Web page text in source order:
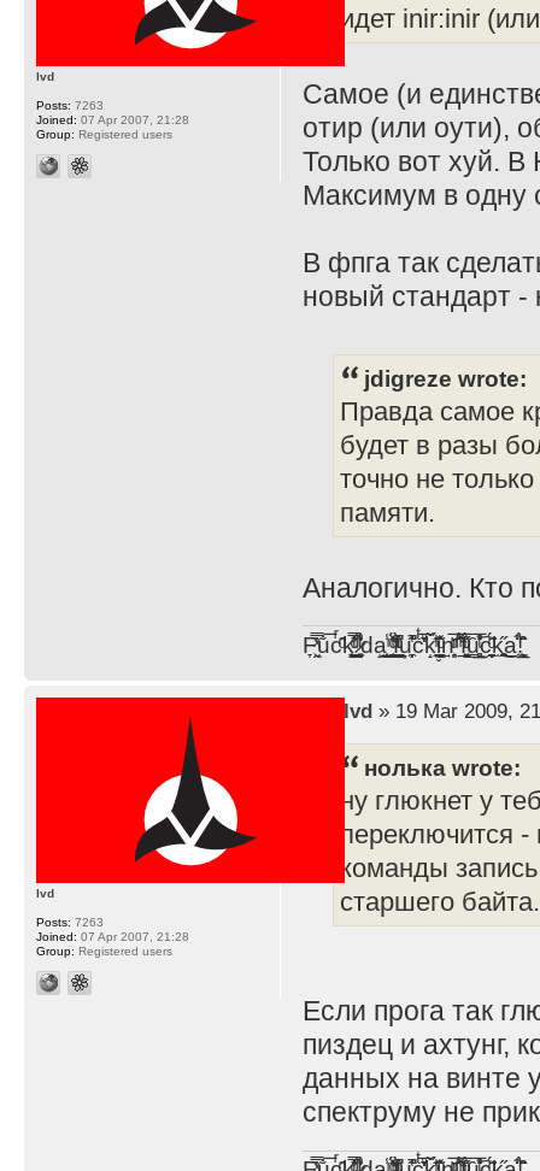
идет inir:inir
Самое (и
отир (или оути),
Только вот хуй.
Максимум в одну
В фпга так
новый стандарт -
jdigreze wrote:
Правда самое
будет в разы
точно не
памяти.
Аналогично. Кто
F̞͖̭̿̔ͯu̐̅cͬ̑ͩk̨̤̳͇̮̭̪̠̽̿̓̆ͭͩ ̷̩̰͎̩͓̘̾̀ͬ̊ͭ͛ͅda̝̺͙̬͎̝̾͟ ̰̜̝̯͉̯̖̓̎́ͨ̽ͫ͟f̟͇̭̀ͬͨͭ̐̚u̹̼̹̗̞͑̔͂͐̚cͭ̅̊̆̒̆ǩ̝̩̯́ͥ̔̍̑ḭ͓͍̳̬ͦ̽͂n͍͎͈̈̅ͩͬ ̊ͫ̂̾̑̈́f̲͚͉͓͗̋́ͧͦ̅ȗ͇̲̻͈̲̅̎͗͒ͭ͡c̬̟̠̹̯̈́ͩ͘ͅk̫̠̻̋͜a̲͒̾̇!͙͕̺͉̗̩̲̂̏̄̀
lvd
Posts: 7263
Joined: 07 Apr 2007, 21:28
Group: Registered users
lvd» 19 Mar 2009,
нолька wrote:
ну глюкнет у
переключится
команды
старшего байта.
Если прога так
пиздец и ахтунг,
данных на винте
спектруму не
lvd
Posts: 7263
Joined: 07 Apr 2007, 21:28
Group: Registered users